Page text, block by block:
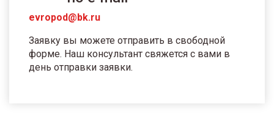
evropod@bk.ru
Заявку вы можете отправить в свободной
форме. Наш консультант свяжется с вами в
день отправки заявки.